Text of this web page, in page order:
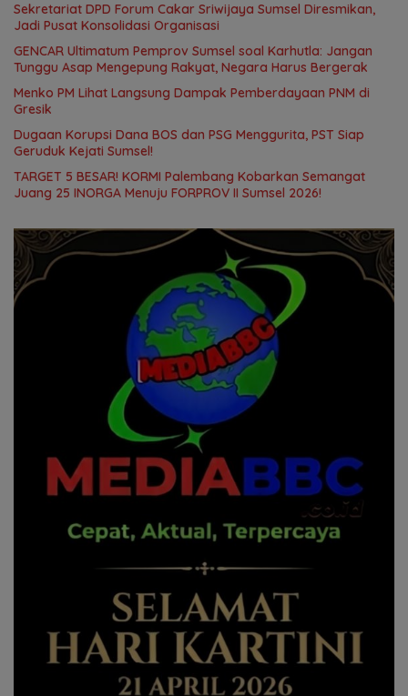
Sekretariat DPD Forum Cakar Sriwijaya Sumsel Diresmikan,
Jadi Pusat Konsolidasi Organisasi
GENCAR Ultimatum Pemprov Sumsel soal Karhutla: Jangan
Tunggu Asap Mengepung Rakyat, Negara Harus Bergerak
Menko PM Lihat Langsung Dampak Pemberdayaan PNM di
Gresik
Dugaan Korupsi Dana BOS dan PSG Menggurita, PST Siap
Geruduk Kejati Sumsel!
TARGET 5 BESAR! KORMI Palembang Kobarkan Semangat
Juang 25 INORGA Menuju FORPROV II Sumsel 2026!